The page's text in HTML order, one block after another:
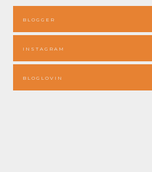
BLOGGER
INSTAGRAM
BLOGLOVIN